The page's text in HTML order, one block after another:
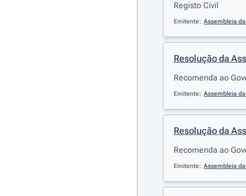
Registo Civil
Emitente: Assembleia
Resolução da
Recomenda ao
Emitente: Assembleia
Resolução da
Recomenda ao
Emitente: Assembleia